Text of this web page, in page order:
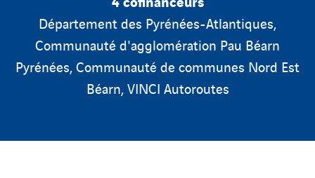
Département des Pyrénées-Atlantiques,
Communauté d'agglomération Pau Béarn
Pyrénées, Communauté de communes Nord Est
Béarn, VINCI Autoroutes